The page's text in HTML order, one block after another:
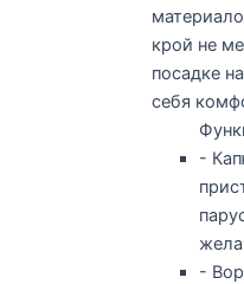
крой не
посадке
себя
-
-